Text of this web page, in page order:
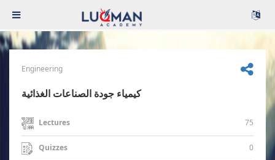
Engineering
كيمياء جودة الصناعات الغذائية
Lectures 75
Quizzes 0